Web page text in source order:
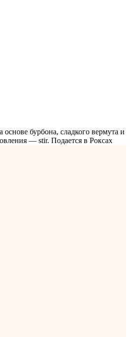
бурбона, сладкого вермута и
— stir. Подается в Роксах